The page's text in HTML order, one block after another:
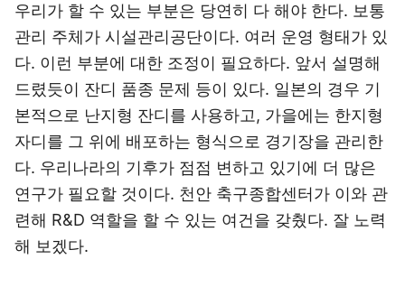
우리가 할 수 있는 부분은 당연히 다 해야 한다. 보통
관리 주체가 시설관리공단이다. 여러 운영 형태가 있
다. 이런 부분에 대한 조정이 필요하다. 앞서 설명해
드렸듯이 잔디 품종 문제 등이 있다. 일본의 경우 기
본적으로 난지형 잔디를 사용하고, 가을에는 한지형
자디를 그 위에 배포하는 형식으로 경기장을 관리한
다. 우리나라의 기후가 점점 변하고 있기에 더 많은
연구가 필요할 것이다. 천안 축구종합센터가 이와 관
련해 R&D 역할을 할 수 있는 여건을 갖췄다. 잘 노력
해 보겠다.